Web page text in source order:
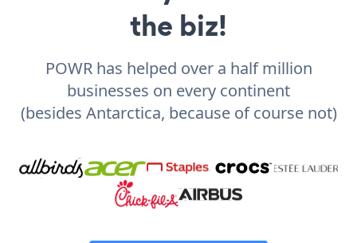
the biz!
POWR has helped over a half million
businesses on every continent
(besides Antarctica, because of course not)